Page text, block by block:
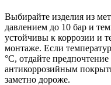
Выбирайте изделия из
давлением до 10 бар и
устойчивы к коррозии и
монтаже. Если
°C, отдайте
антикоррозийным
заметно дороже.